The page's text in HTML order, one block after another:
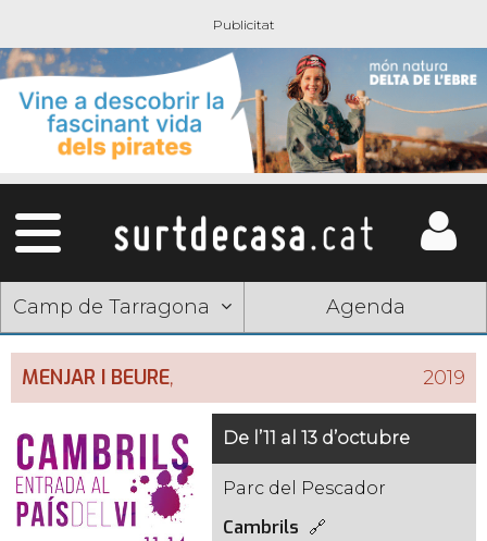
Camp de Tarragona Agenda
MENJAR I BEURE, 2019
De l’11 al 13 d’octubre
Parc del Pescador
Cambrils